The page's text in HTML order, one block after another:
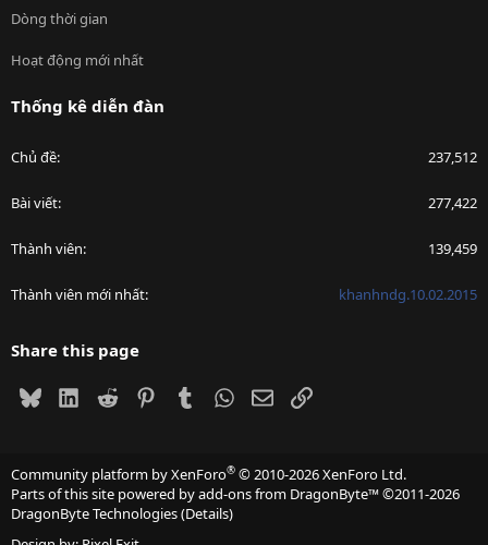
Dòng thời gian
Hoạt động mới nhất
Thống kê diễn đàn
Chủ đề 237,512
Bài viết 277,422
Thành viên 139,459
Thành viên mới nhất khanhndg.10.02.2015
Share this page
BlueskyLinkedIn
Reddit PinterestTumblrWhatsApp
EmailLink
Community platform by XenForo® © 2010-2026 XenForo Ltd.
Parts of this site powered byadd-ons from DragonByte™©2011-2026
DragonByte Technologies(Details)